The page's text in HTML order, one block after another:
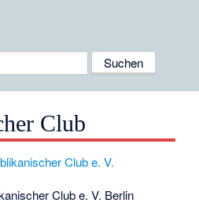
Club
Club e. V. Berlin